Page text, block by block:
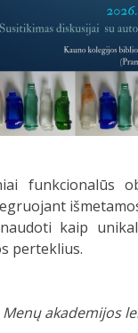
funkcionalūs
kaip
perteklius.
akademijos